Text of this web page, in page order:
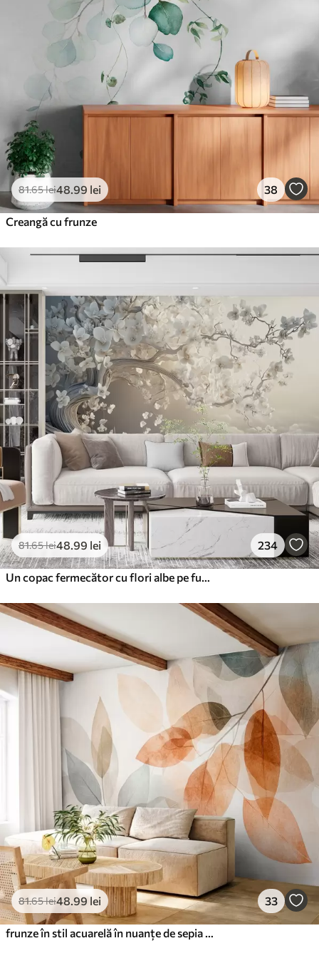
Premium
132 .01
Vinil Premium
250 .00 /m²
Peel and Stick
300.00 .00
81.65lei48 .99 lei 38
Creangă cu frunze
81.65lei48 .99 lei 234
81.65lei48 .99 lei 33